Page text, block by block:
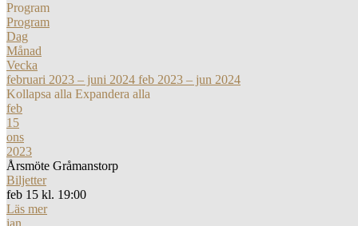
Program
Program
Dag
Månad
Vecka
februari 2023 – juni 2024 feb 2023 – jun 2024
Kollapsa alla Expandera alla
feb
15
ons
2023
Årsmöte Gråmanstorp
Biljetter
feb 15 kl. 19:00
Läs mer